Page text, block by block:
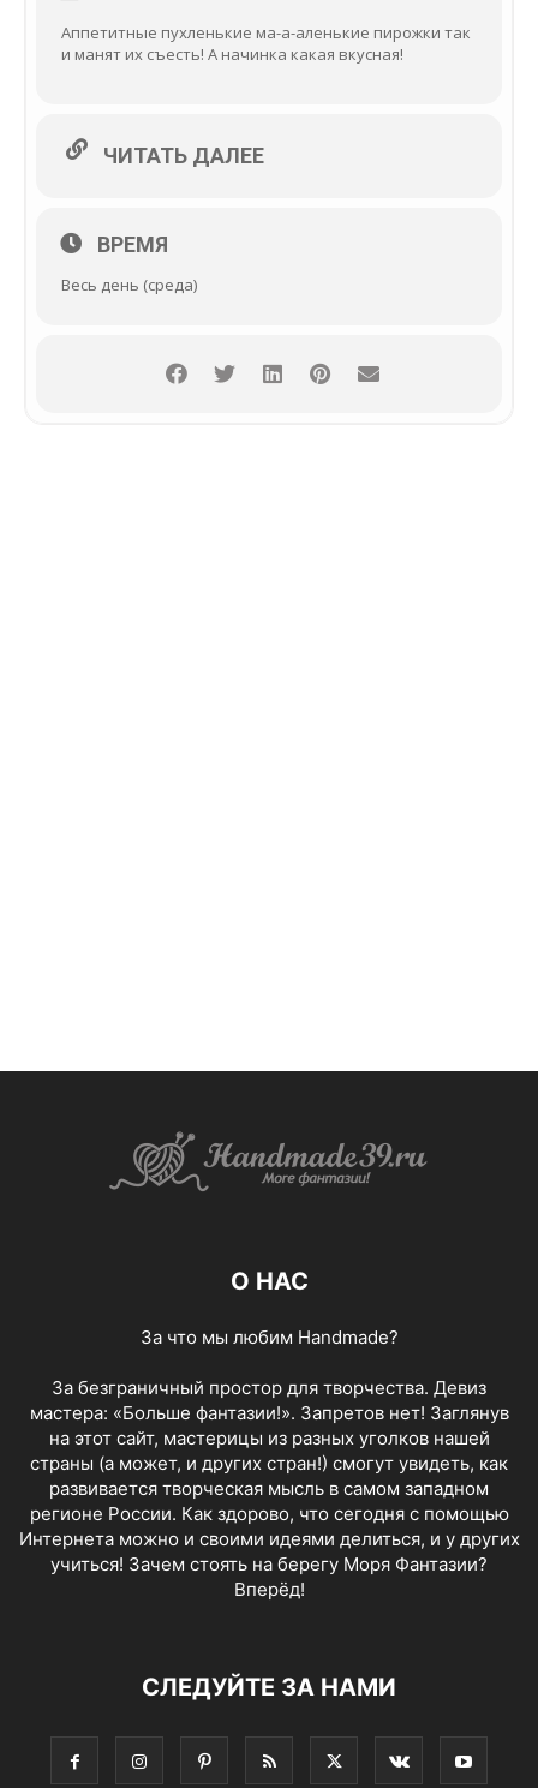
Аппетитные пухленькие ма-а-аленькие пирожки так
и манят их съесть! А начинка какая вкусная!
ЧИТАТЬ ДАЛЕЕ
ВРЕМЯ
Весь день (среда)
О НАС
За что мы любим Handmade?
За безграничный простор для творчества. Девиз
мастера: «Больше фантазии!». Запретов нет! Заглянув
на этот сайт, мастерицы из разных уголков нашей
страны (а может, и других стран!) смогут увидеть, как
развивается творческая мысль в самом западном
регионе России. Как здорово, что сегодня с помощью
Интернета можно и своими идеями делиться, и у других
учиться! Зачем стоять на берегу Моря Фантазии?
Вперёд!
СЛЕДУЙТЕ ЗА НАМИ